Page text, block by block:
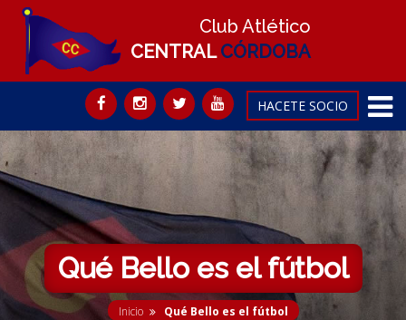
Club Atlético
CENTRALCÓRDOBA
HACETE SOCIO
Qué Bello es el fútbol
Inicio Qué Bello es el fútbol